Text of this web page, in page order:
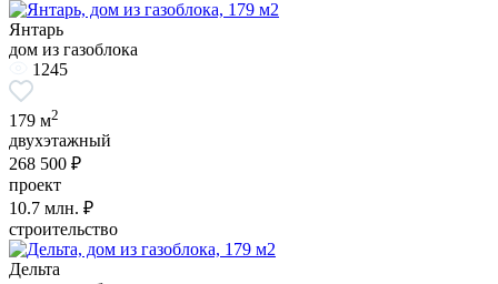
Янтарь
дом из газоблока
1245
179 м2
двухэтажный
268 500 ₽
проект
10.7 млн. ₽
строительство
Дельта